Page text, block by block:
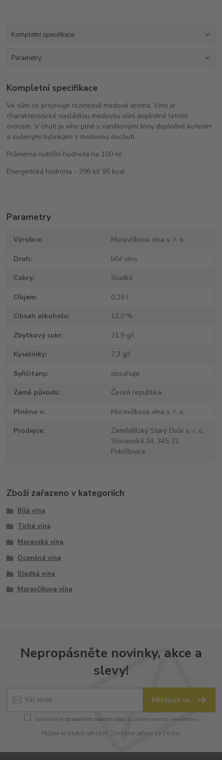
Kompletní specifikace
Parametry
Kompletní specifikace
Ve vůni se projevuje rozinkově medové aroma. Víno je
charakteristické nasládlou medovou vůní doplněné letním
ovocem. V chuti je víno plné s vanilkovými tóny doplněné kořením
a sušenými bylinkami s medovou dochutí.
Průměrná nutriční hodnota na 100 ml :
Energetická hodnota - 396 kJ/ 95 kcal
Parametry
Výrobce Moravčíkova vína s. r. o.
Druh bílé víno
Cukry Sladké
Objem 0,25 l
Obsah alkoholu 12,0 %
Zbytkový cukr 21,9 g/l
Kyselinky 7,3 g/l
Syřičitany obsahuje
Země původu Česká republika
Plněno v Moravčíkova vína s. r. o.
Prodejce
Zemědělský Starý Dvůr s. r. o.,
Slovanská 24, 345 22
Poběžovice
Zboží zařazeno v kategoriích
Bílá vína
Tichá vína
Moravská vína
Oceněná vína
Sladká vína
Moravčíkova vína
Nepropásněte novinky, akce a
slevy!
Přihlásit se
Souhlasím se zpracováním osobních údajůza účelem rozesílky newsletteru.
Můžete se kdykoli odhlásit. Zasíláme jednou za 14 dní.